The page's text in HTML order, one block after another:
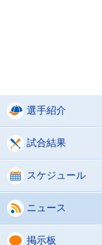
選手紹介
試合結果
スケジュール
ニュース
掲示板